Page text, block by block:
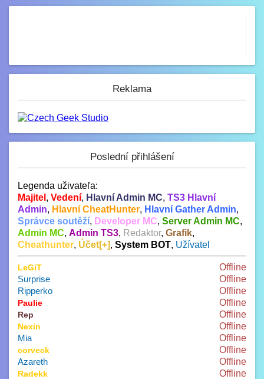
Reklama
Poslední přihlášení
Legenda uživateľa:
Majitel , Vedení, Hlavní Admin MC, TS3 Hlavní
Admin, Hlavní CheatHunter, Hlavní Gather Admin,
Správce soutěží, Developer MC, Server Admin MC,
Admin MC, Admin TS3, Redaktor, Grafik,
Cheathunter, Účet[+], System BOT, Užívatel
LeGiT
Offline
Surprise
Offline
Ripperko
Offline
Paulie Offline
Rep Offline
Nexin
Offline
Mia
Offline
corveck
Offline
Azareth
Offline
Radekk Offline